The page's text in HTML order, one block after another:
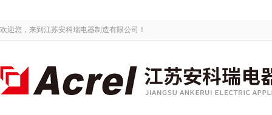
欢迎您，来到江苏安科瑞电器制造有限公司！